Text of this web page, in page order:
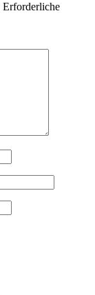
Erforderliche